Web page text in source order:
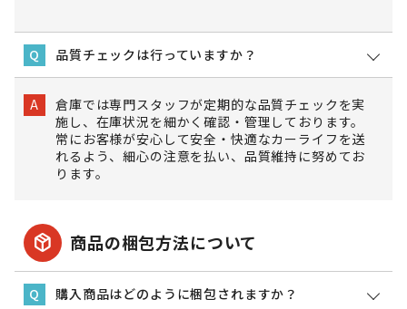
Q 品質チェックは行っていますか？
A
倉庫では専門スタッフが定期的な品質チェックを実
施し、在庫状況を細かく確認・管理しております。
常にお客様が安心して安全・快適なカーライフを送
れるよう、細心の注意を払い、品質維持に努めてお
ります。
package_2 商品の梱包方法について
Q 購入商品はどのように梱包されますか？